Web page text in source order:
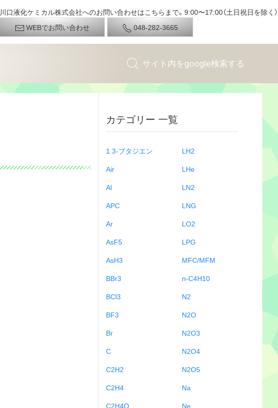
川口液化ケミカル株式会社へのお問い合わせはこちらまで。9:00〜17:00（土日祝日を除く）
WEBでお問い合わせ
048-282-3665
カテゴリー 一覧
1.3-ブタジエン
Air
Al
APC
Ar
AsF5
AsH3
BBr3
BCl3
BF3
Br
C
C2H2
C2H4
C2H4O
LH2
LHe
LN2
LNG
LO2
LPG
MFC/MFM
n-C4H10
N2
N2O
N2O3
N2O4
N2O5
Na
Ne